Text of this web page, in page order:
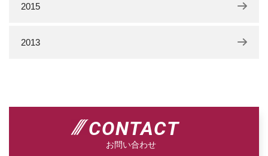
2015
2013
CONTACT
お問い合わせ